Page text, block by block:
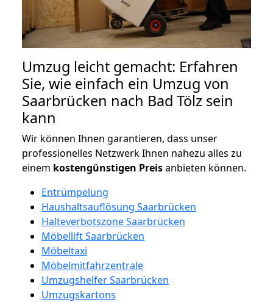
Umzug leicht gemacht: Erfahren
Sie, wie einfach ein Umzug von
Saarbrücken nach Bad Tölz sein
kann
Wir können Ihnen garantieren, dass unser
professionelles Netzwerk Ihnen nahezu alles zu
einem kostengünstigen Preisanbieten können.
Entrümpelung
Haushaltsauflösung Saarbrücken
Halteverbotszone Saarbrücken
Möbellift Saarbrücken
Möbeltaxi
Möbelmitfahrzentrale
Umzugshelfer Saarbrücken
Umzugskartons